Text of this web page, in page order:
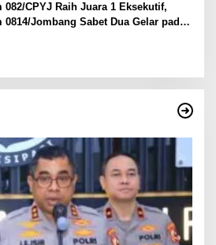
082/CPYJ Raih Juara 1 Eksekutif,
0814/Jombang Sabet Dua Gelar pada